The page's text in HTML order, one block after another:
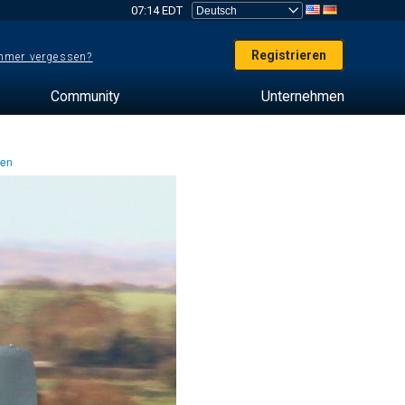
07:14 EDT
vergessen? Registrieren
Community Unternehmen